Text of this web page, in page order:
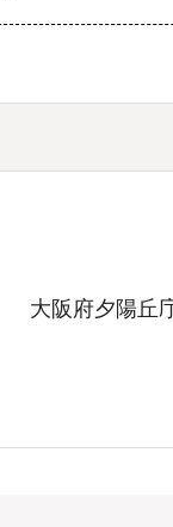
大阪府夕陽丘